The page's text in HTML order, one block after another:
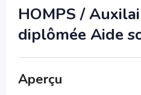
HOMPS /
diplômée Aide
Aperçu